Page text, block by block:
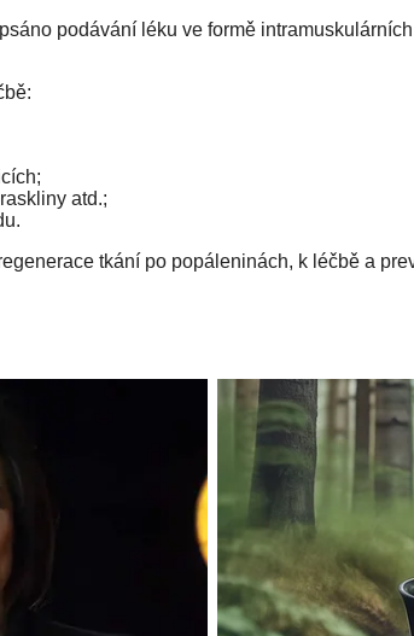
podávání léku ve formě
atd.;
tkání po popáleninách, k léčbě a